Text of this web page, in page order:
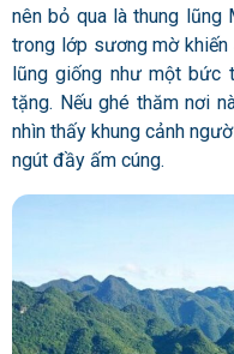
nên bỏ qua là thung lũng
trong lớp sương mờ
lũng giống như một bức
tặng. Nếu ghé thăm nơi
nhìn thấy khung cảnh
ngút đầy ấm cúng.